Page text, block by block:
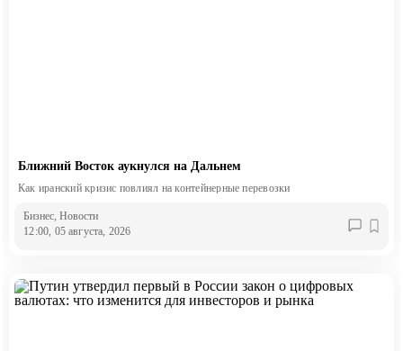
Ближний Восток аукнулся на Дальнем
Как иранский кризис повлиял на контейнерные перевозки
Бизнес, Новости
12:00, 05 августа, 2026